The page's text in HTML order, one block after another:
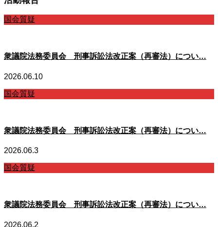
国会質疑
衆議院法務委員会 刑事訴訟法改正案（再審法）につい…
2026.06.10
国会質疑
衆議院法務委員会 刑事訴訟法改正案（再審法）につい…
2026.06.3
国会質疑
衆議院法務委員会 刑事訴訟法改正案（再審法）につい…
2026.06.2